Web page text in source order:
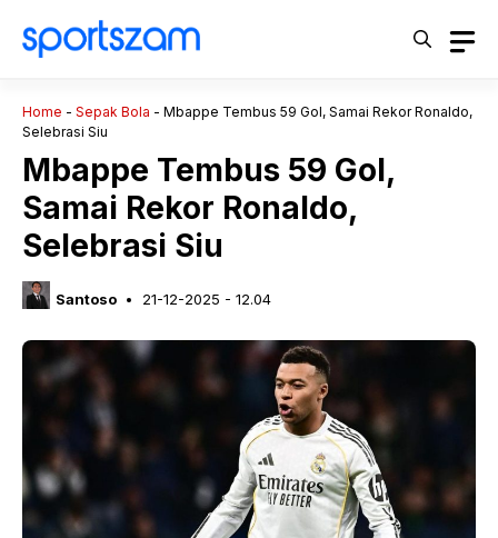
Home - Sepak Bola - Mbappe Tembus 59 Gol, Samai Rekor Ronaldo,
Selebrasi Siu
Mbappe Tembus 59 Gol,
Samai Rekor Ronaldo,
Selebrasi Siu
Santoso 21-12-2025 - 12.04